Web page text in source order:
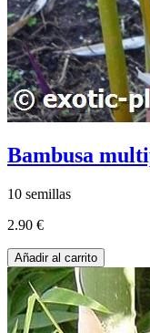
Bambusa
10 semillas
2.90 €
Añadir al carrito